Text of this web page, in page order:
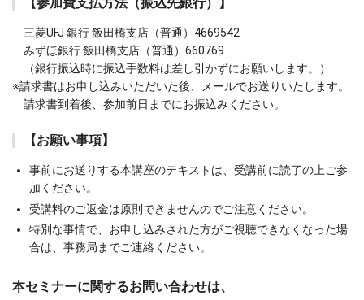
三菱UFJ 銀行 飯田橋支店（普通）4669542
みずほ銀行 飯田橋支店（普通）660769
（銀行振込時に振込手数料は差し引かずにお願いします。）
請求書はお申し込みいただいた後、メールでお送りいたします。
請求書到着後、参加前日までにお振込みください。
【お願い事項】
事前にお送りする本講座のテキストは、受講前に読了の上ご参
加ください。
受講料のご返金は原則できませんのでご注意ください。
特別な事情で、お申し込みされた方がご視聴できなくなった場
合は、事務局までご連絡ください。
本セミナーに関するお問い合わせは、